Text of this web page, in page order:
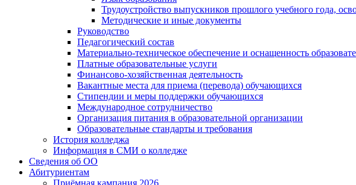
Трудоустройство выпускников прошлого учебного года,
Методические и иные документы
Руководство
Педагогический состав
Материально-техническое обеспечение и оснащенность
Платные образовательные услуги
Финансово-хозяйственная деятельность
Вакантные места для приема (перевода) обучающихся
Стипендии и меры поддержки обучающихся
Международное сотрудничество
Организация питания в образовательной организации
Образовательные стандарты и требования
История колледжа
Информация в СМИ о колледже
Сведения об ОО
Абитуриентам
Приёмная кампания 2026